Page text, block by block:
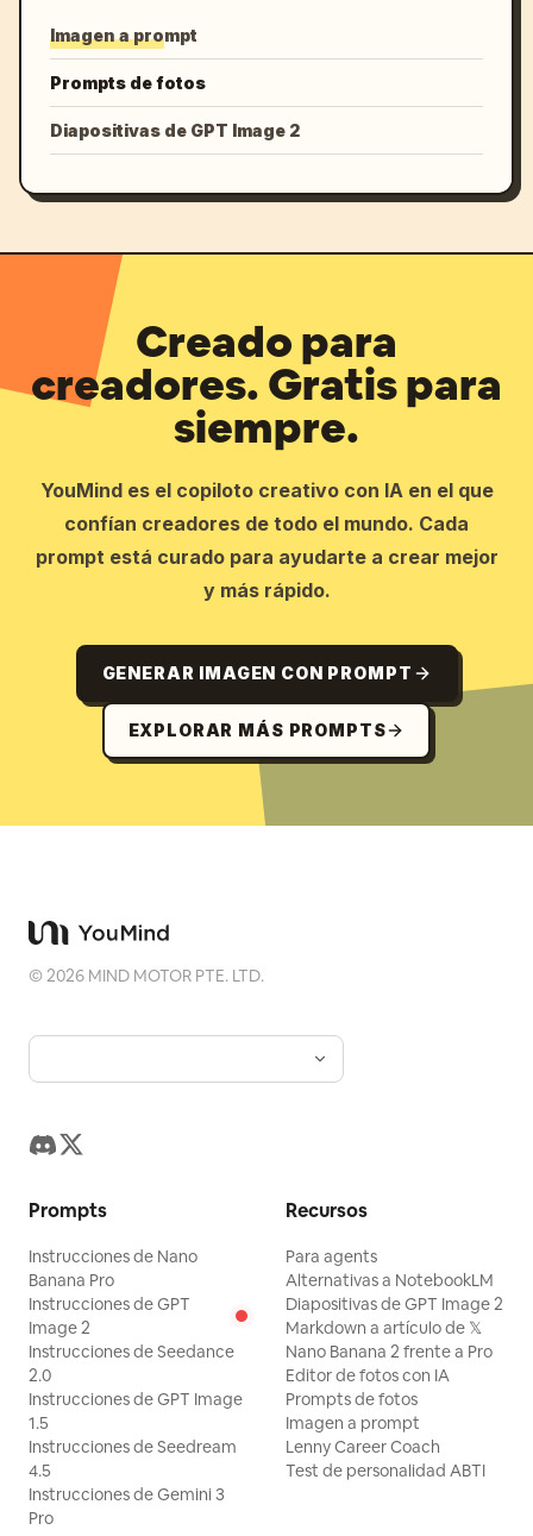
Imagen a prompt
Prompts de fotos
Diapositivas de GPT Image 2
Creado para
creadores. Gratis para
siempre.
YouMind es el copiloto creativo con IA en el que
confían creadores de todo el mundo. Cada
prompt está curado para ayudarte a crear mejor
y más rápido.
GENERAR IMAGEN CON PROMPT
EXPLORAR MÁS PROMPTS
©2026 MIND MOTOR PTE. LTD.
Prompts
Instrucciones de Nano
Banana Pro
Instrucciones de GPT
Image 2
Instrucciones de Seedance
2.0
Instrucciones de GPT Image
1.5
Instrucciones de Seedream
4.5
Instrucciones de Gemini 3
Pro
Recursos
Para agents
Alternativas a NotebookLM
Diapositivas de GPT Image 2
Markdown a artículo de 𝕏
Nano Banana 2 frente a Pro
Editor de fotos con IA
Prompts de fotos
Imagen a prompt
Lenny Career Coach
Test de personalidad ABTI